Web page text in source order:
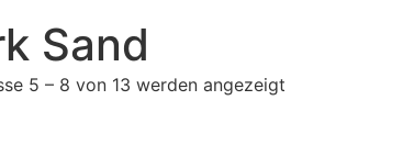
Sand
5 – 8 von 13 werden angezeigt